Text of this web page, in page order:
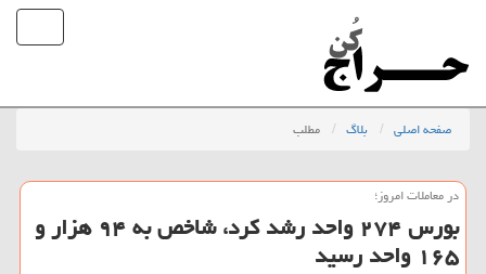
صفحه اصلی بلاگ مطلب
در معاملات امروز؛
بورس ۲۷۴ واحد رشد كرد، شاخص به ۹۴ هزار و
۱۶۵ واحد رسید